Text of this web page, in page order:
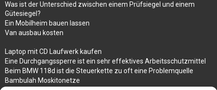
Was ist der Unterschied zwischen einem Prüfsiegel und einem
Gütesiegel?
Ein Mobilheim bauen lassen
Van ausbau kosten
Laptop mit CD Laufwerk kaufen
Eine Durchgangssperre ist ein sehr effektives Arbeitsschutzmittel
Beim BMW 118d ist die Steuerkette zu oft eine Problemquelle
Bambulah Moskitonetze